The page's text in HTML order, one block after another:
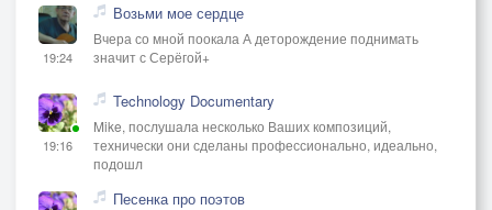
19:24
Возьми мое сердце
Вчера со мной поокала А деторождение поднимать
значит с Серёгой+
19:16
Technology Documentary
Mike, послушала несколько Ваших композиций,
технически они сделаны профессионально, идеально,
подошл
Песенка про поэтов